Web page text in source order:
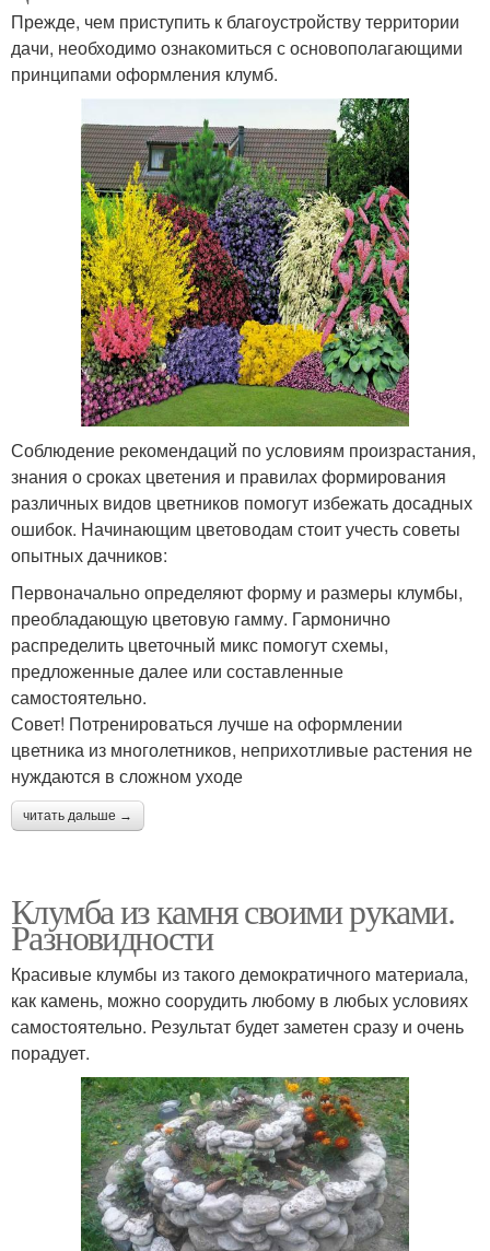
Прежде, чем приступить к благоустройству территории
дачи, необходимо ознакомиться с основополагающими
принципами оформления клумб.
Соблюдение рекомендаций по условиям произрастания,
знания о сроках цветения и правилах формирования
различных видов цветников помогут избежать досадных
ошибок. Начинающим цветоводам стоит учесть советы
опытных дачников:
Первоначально определяют форму и размеры клумбы,
преобладающую цветовую гамму. Гармонично
распределить цветочный микс помогут схемы,
предложенные далее или составленные
самостоятельно.
​Совет! Потренироваться лучше на оформлении
цветника из многолетников, неприхотливые растения не
нуждаются в сложном уходе
читать дальше →
Клумба из камня своими руками.
Разновидности
Красивые клумбы из такого демократичного материала,
как камень, можно соорудить любому в любых условиях
самостоятельно. Результат будет заметен сразу и очень
порадует.